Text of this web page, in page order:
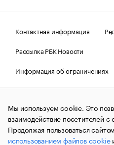
Контактная информация
Рассылка РБК Новости
Информация об ограничениях
Правовая информация
О
© АО
и материалы информационного
(зарегистрировано
связи, информационных
коммуникаций (Роскомнадзор)
Мы используем cookie. Это
взаимодействие посетителей
Продолжая пользоваться
использованием файлов cookie